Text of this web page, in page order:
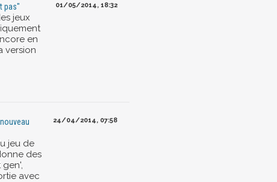
pas"
jeux
en
version
01/05/2014, 18:32
jeu de
des
avec
24/04/2014, 07:58